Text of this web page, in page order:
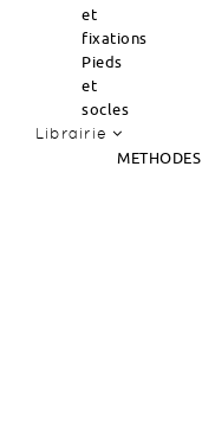
et
fixations
Pieds
et
socles
Librairie
METHODES